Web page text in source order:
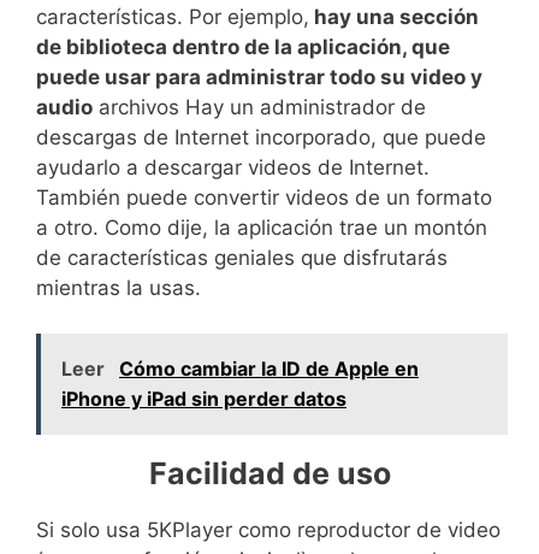
características. Por ejemplo, hay una sección
de biblioteca dentro de la aplicación, que
puede usar para administrar todo su video y
audio archivos Hay un administrador de
descargas de Internet incorporado, que puede
ayudarlo a descargar videos de Internet.
También puede convertir videos de un formato
a otro. Como dije, la aplicación trae un montón
de características geniales que disfrutarás
mientras la usas.
Leer Cómo cambiar la ID de Apple en
iPhone y iPad sin perder datos
Facilidad de uso
Si solo usa 5KPlayer como reproductor de video